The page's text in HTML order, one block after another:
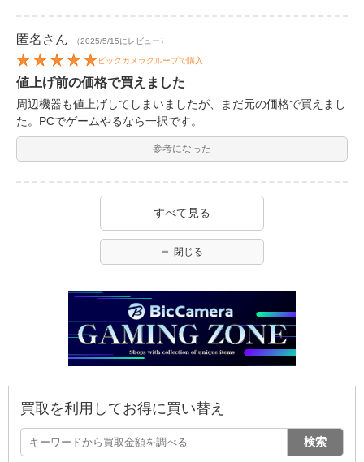
匿名 さん （2025/5/15にレビュー）
ビックカメラグループで購入
値上げ前の価格で買えました
周辺機器も値上げしてしまいましたが、まだ元の価格で買えまし
た。PCでゲームやるなら一択です。
参考になった
すべて見る
閉じる
買取を利用してお得に買い替え
検索